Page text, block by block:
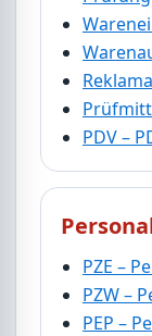
PDV –
PZE –
PZW –
PEP –